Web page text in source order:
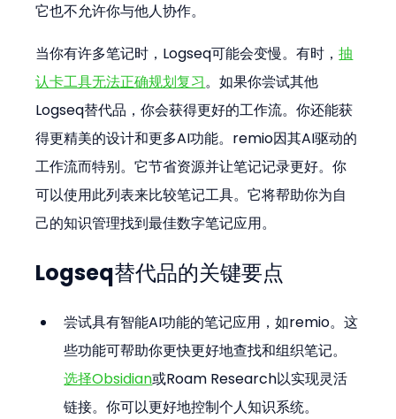
它也不允许你与他人协作。
当你有许多笔记时，Logseq可能会变慢。有时，抽
认卡工具无法正确规划复习。如果你尝试其他
Logseq替代品，你会获得更好的工作流。你还能获
得更精美的设计和更多AI功能。remio因其AI驱动的
工作流而特别。它节省资源并让笔记记录更好。你
可以使用此列表来比较笔记工具。它将帮助你为自
己的知识管理找到最佳数字笔记应用。
Logseq替代品的关键要点
尝试具有智能AI功能的笔记应用，如remio。这
些功能可帮助你更快更好地查找和组织笔记。
选择Obsidian或Roam Research以实现灵活
链接。你可以更好地控制个人知识系统。